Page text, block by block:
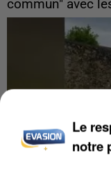
commun" avec
Le
notre